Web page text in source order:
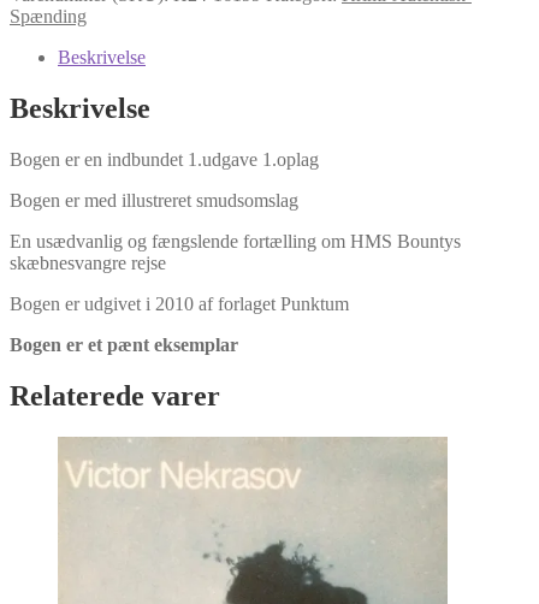
Spænding
Beskrivelse
Beskrivelse
Bogen er en indbundet 1.udgave 1.oplag
Bogen er med illustreret smudsomslag
En usædvanlig og fængslende fortælling om HMS Bountys
skæbnesvangre rejse
Bogen er udgivet i 2010 af forlaget Punktum
Bogen er et pænt eksemplar
Relaterede varer